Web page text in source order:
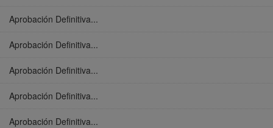
Aprobación Definitiva...
Aprobación Definitiva...
Aprobación Definitiva...
Aprobación Definitiva...
Aprobación Definitiva...